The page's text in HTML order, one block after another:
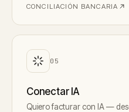
CONCILIACIÓN BANCARIA
0 5
Conectar IA
Quiero facturar con IA —